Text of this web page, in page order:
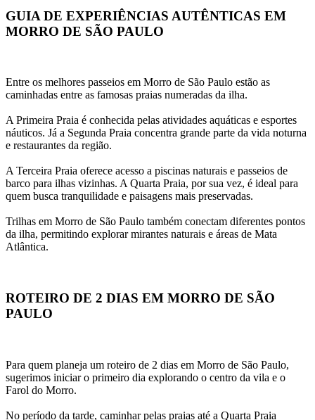
GUIA DE EXPERIÊNCIAS AUTÊNTICAS EM
MORRO DE SÃO PAULO
Entre os melhores passeios em Morro de São Paulo estão as
caminhadas entre as famosas praias numeradas da ilha.
A Primeira Praia é conhecida pelas atividades aquáticas e esportes
náuticos. Já a Segunda Praia concentra grande parte da vida noturna
e restaurantes da região.
A Terceira Praia oferece acesso a piscinas naturais e passeios de
barco para ilhas vizinhas. A Quarta Praia, por sua vez, é ideal para
quem busca tranquilidade e paisagens mais preservadas.
Trilhas em Morro de São Paulo também conectam diferentes pontos
da ilha, permitindo explorar mirantes naturais e áreas de Mata
Atlântica.
ROTEIRO DE 2 DIAS EM MORRO DE SÃO
PAULO
Para quem planeja um roteiro de 2 dias em Morro de São Paulo,
sugerimos iniciar o primeiro dia explorando o centro da vila e o
Farol do Morro.
No período da tarde, caminhar pelas praias até a Quarta Praia